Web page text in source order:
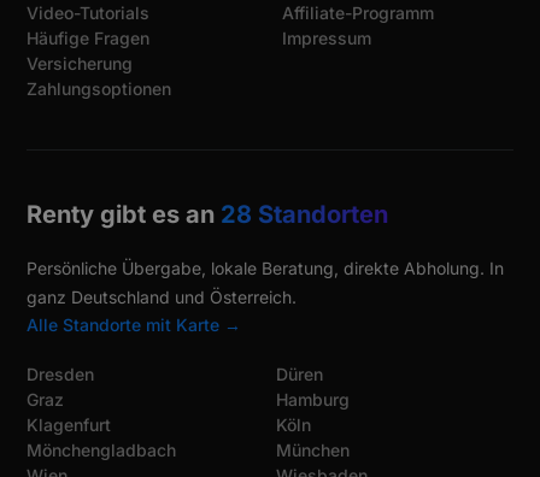
Video-Tutorials
Häufige Fragen
Versicherung
Zahlungsoptionen
Affiliate-Programm
Impressum
Renty gibt es an 28 Standorten
Persönliche Übergabe, lokale Beratung, direkte Abholung. In
ganz Deutschland und Österreich.
Alle Standorte mit Karte →
Dresden
Graz
Klagenfurt
Mönchengladbach
Düren
Hamburg
Köln
München